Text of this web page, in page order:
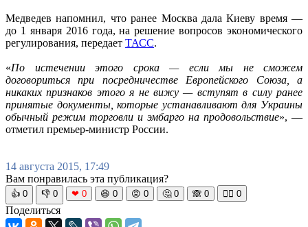
Медведев напомнил, что ранее Москва дала Киеву время —
до 1 января 2016 года, на решение вопросов экономического
регулирования, передает ТАСС.
«По истечении этого срока — если мы не сможем
договориться при посредничестве Европейского Союза, а
никаких признаков этого я не вижу — вступят в силу ранее
принятые документы, которые устанавливают для Украины
обычный режим торговли и эмбарго на продовольствие», —
отметил премьер-министр России.
14 августа 2015, 17:49
Вам понравилась эта публикация?
👍 0 👎 0 ❤ 0 😆 0 😡 0 🤔 0 🙈 0 🧘‍♀️ 0
Поделиться